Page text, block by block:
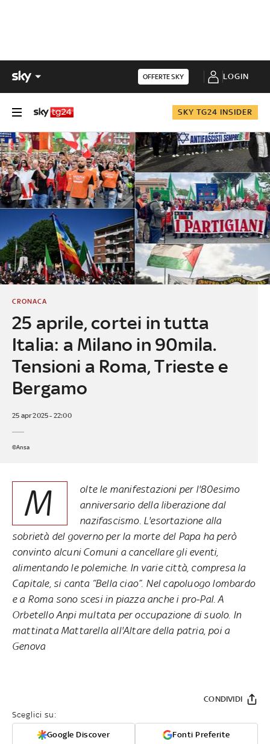
OFFERTE SKY LOGIN
SKY TG24 INSIDER
25 aprile, cortei in tutta
Italia: a Milano in 90mila.
Tensioni a Roma, Trieste e
Bergamo
CRONACA
25 apr 2025 - 22:00
©Ansa
M
olte le manifestazioni per l'80esimo
anniversario della liberazione dal
nazifascismo. L'esortazione alla
sobrietà del governo per la morte del Papa ha però
convinto alcuni Comuni a cancellare gli eventi,
alimentando le polemiche. In varie città, compresa la
Capitale, si canta “Bella ciao”. Nel capoluogo lombardo
e a Roma sono scesi in piazza anche i pro-Pal. A
Orbetello Anpi multata per occupazione di suolo. In
mattinata Mattarella all'Altare della patria, poi a
Genova
Sceglici su:
Google Discover Fonti Preferite
CONDIVIDI